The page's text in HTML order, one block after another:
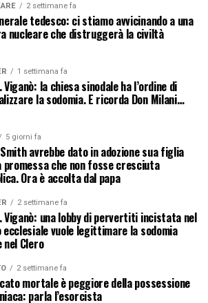
2 settimane fa
tedesco: ci stiamo avvicinando a una
nucleare che distruggerà la civiltà
1 settimana fa
Viganò: la chiesa sinodale ha l’ordine di
la sodomia. E ricorda Don Milani…
5 giorni fa
avrebbe dato in adozione sua figlia
promessa che non fosse cresciuta
Ora è accolta dal papa
2 settimane fa
Viganò: una lobby di pervertiti incistata nel
ecclesiale vuole legittimare la sodomia
nel Clero
2 settimane fa
mortale è peggiore della possessione
parla l’esorcista